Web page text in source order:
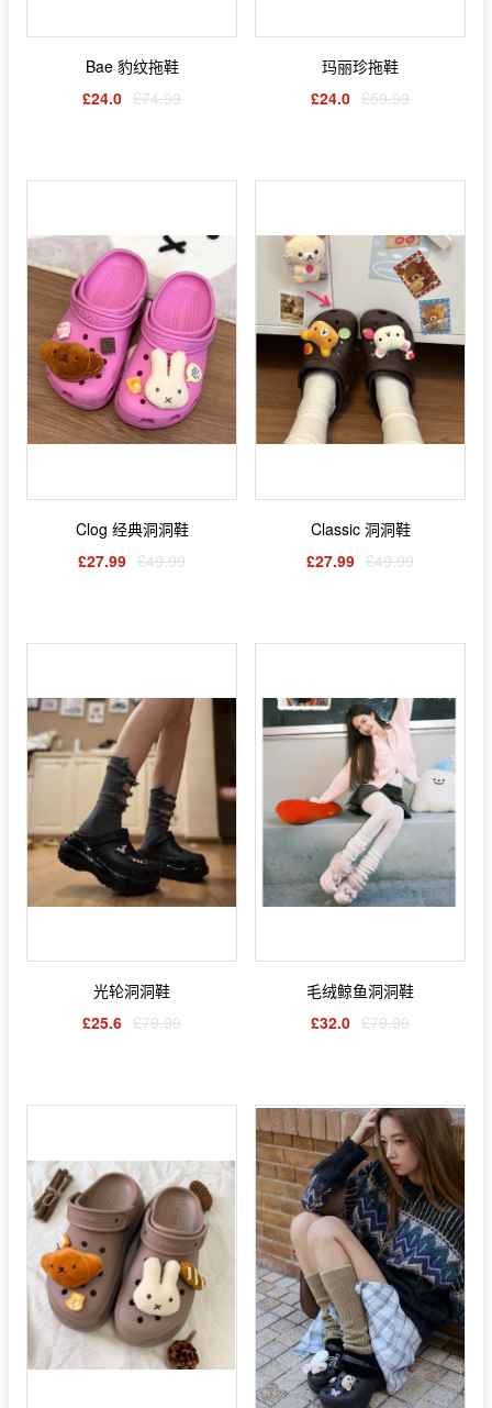
Bae 豹纹拖鞋
£24.0 £74.99
玛丽珍拖鞋
£24.0 £59.99
Clog 经典洞洞鞋
£27.99 £49.99
Classic 洞洞鞋
£27.99 £49.99
光轮洞洞鞋
£25.6 £79.99
毛绒鲸鱼洞洞鞋
£32.0 £79.99